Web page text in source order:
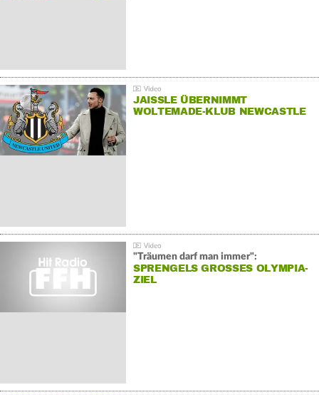
JAISSLE ÜBERNIMMT
WOLTEMADE-KLUB NEWCASTLE
"Träumen darf man immer":
SPRENGELS GROSSES OLYMPIA-Z
IEL